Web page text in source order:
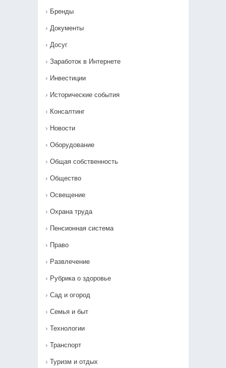
Бренды
Документы
Досуг
Заработок в Интернете
Инвестиции
Исторические события
Консалтинг
Новости
Оборудование
Общая собственность
Общество
Освещение
Охрана труда
Пенсионная система
Право
Развлечение
Рубрика о здоровье
Сад и огород
Семья и быт
Технологии
Транспорт
Туризм и отдых